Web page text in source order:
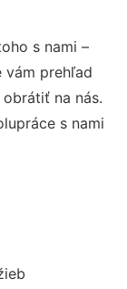
s nami –
vám prehľad
na nás.
s nami